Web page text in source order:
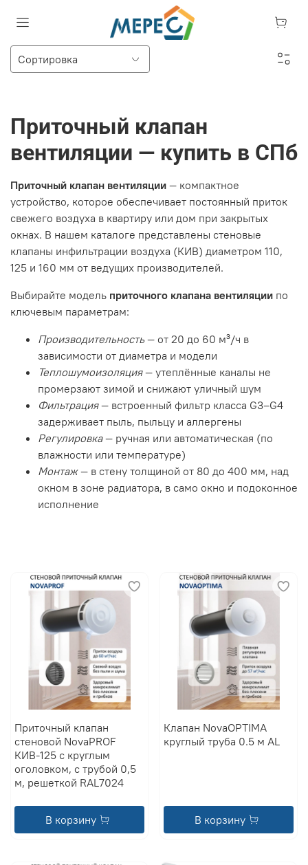
Приточный клапан
вентиляции — купить в СПб
Приточный клапан вентиляции — компактное
устройство, которое обеспечивает постоянный приток
свежего воздуха в квартиру или дом при закрытых
окнах. В нашем каталоге представлены стеновые
клапаны инфильтрации воздуха (КИВ) диаметром 110,
125 и 160 мм от ведущих производителей.
Выбирайте модель приточного клапана вентиляции по
ключевым параметрам:
Производительность — от 20 до 60 м³/ч в
зависимости от диаметра и модели
Теплошумоизоляция— утеплённые каналы не
промерзают зимой и снижают уличный шум
Фильтрация— встроенный фильтр класса G3–G4
задерживает пыль, пыльцу и аллергены
Регулировка— ручная или автоматическая (по
влажности или температуре)
Монтаж— в стену толщиной от 80 до 400 мм, над
окном в зоне радиатора, в само окно и подоконное
исполнение
Приточный клапан
стеновой NovaPROF
КИВ-125 с круглым
оголовком, с трубой 0,5
м, решеткой RAL7024
В корзину
Клапан NovaOPTIMA
круглый труба 0.5 м AL
В корзину